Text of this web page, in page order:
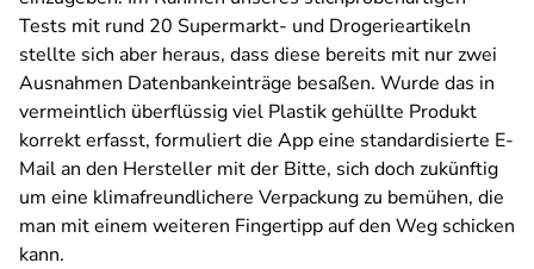
Tests mit rund 20 Supermarkt- und Drogerieartikeln
stellte sich aber heraus, dass diese bereits mit nur zwei
Ausnahmen Datenbankeinträge besaßen. Wurde das in
vermeintlich überflüssig viel Plastik gehüllte Produkt
korrekt erfasst, formuliert die App eine standardisierte E-
Mail an den Hersteller mit der Bitte, sich doch zukünftig
um eine klimafreundlichere Verpackung zu bemühen, die
man mit einem weiteren Fingertipp auf den Weg schicken
kann.